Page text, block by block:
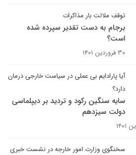
توقف ملالت بار مذاکرات
برجام به دست تقدیر سپرده شده
است؟
۳۰ فروردین ۱۴۰۱
آیا پارادایم بی عملی در سیاست خارجی درمان
دارد؟
سایه سنگین رکود و تردید بر دیپلماسی
دولت سیزدهم
سخنگوی وزارت امور خارجه در نشست خبری